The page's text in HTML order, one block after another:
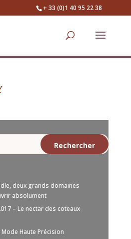
+ 33 (0)1 40 95 22 38
deux grands domaines
absolument
– Le nectar des coteaux
Haute Précision